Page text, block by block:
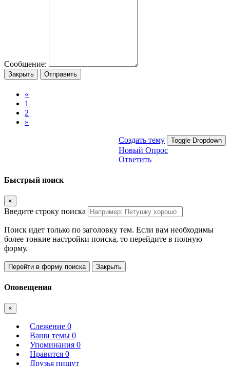
Сообщение:
Закрыть Отправить
«
1
2
»
Создать тему Toggle Dropdown
Новый Опрос
Ответить
Быстрый поиск
×
Введите строку поиска
Поиск идет только по заголовку тем. Если вам необходимы
более тонкие настройки поиска, то перейдите в полную
форму.
Перейти в форму поиска Закрыть
Оповещения
×
Слежение 0
Ваши темы 0
Упоминания 0
Нравится 0
Друзья пишут